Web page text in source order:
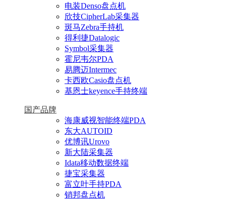
电装Denso盘点机
欣技CipherLab采集器
斑马Zebra手持机
得利捷Datalogic
Symbol采集器
霍尼韦尔PDA
易腾迈Intermec
卡西欧Casio盘点机
基恩士keyence手持终端
国产品牌
海康威视智能终端PDA
东大AUTOID
优博讯Urovo
新大陆采集器
Idata移动数据终端
捷宝采集器
富立叶手持PDA
销邦盘点机